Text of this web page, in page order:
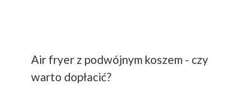
Air fryer z podwójnym koszem - czy
warto dopłacić?